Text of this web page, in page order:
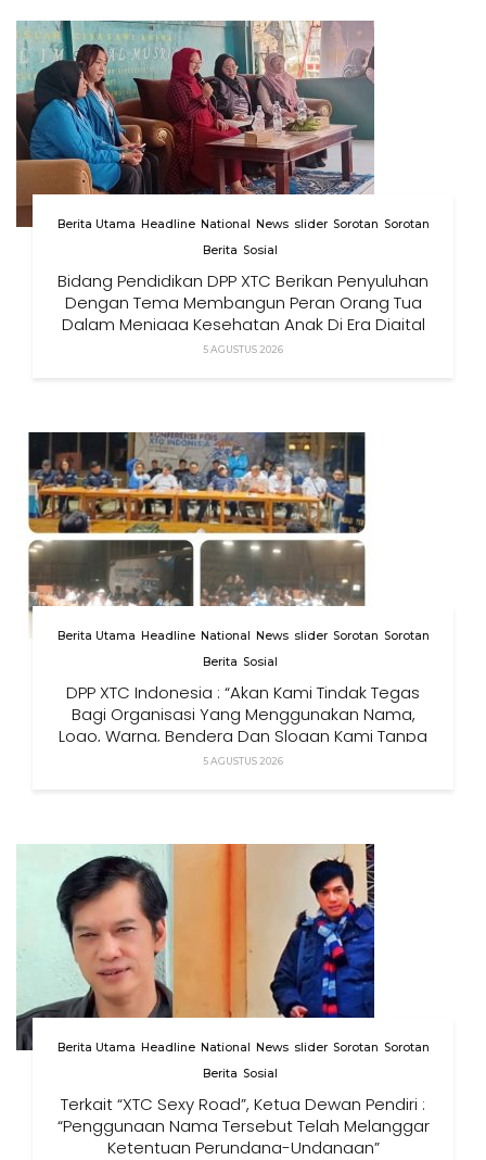
Berita Utama Headline National News slider Sorotan Sorotan
Berita Sosial
Bidang Pendidikan DPP XTC Berikan Penyuluhan
Dengan Tema Membangun Peran Orang Tua
Dalam Menjaga Kesehatan Anak Di Era Digital
5 AGUSTUS 2026
Berita Utama Headline National News slider Sorotan Sorotan
Berita Sosial
DPP XTC Indonesia : “Akan Kami Tindak Tegas
Bagi Organisasi Yang Menggunakan Nama,
Logo, Warna, Bendera Dan Slogan Kami Tanpa
Izin”
5 AGUSTUS 2026
Berita Utama Headline National News slider Sorotan Sorotan
Berita Sosial
Terkait “XTC Sexy Road”, Ketua Dewan Pendiri :
“Penggunaan Nama Tersebut Telah Melanggar
Ketentuan Perundang-Undangan”